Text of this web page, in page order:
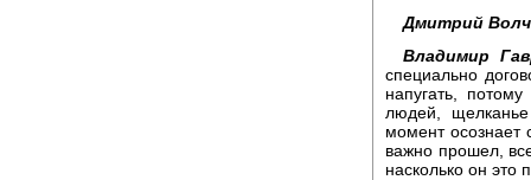
Дмитрий
Владимир
специально
напугать,
людей,
момент осознает
важно прошел,
насколько он это